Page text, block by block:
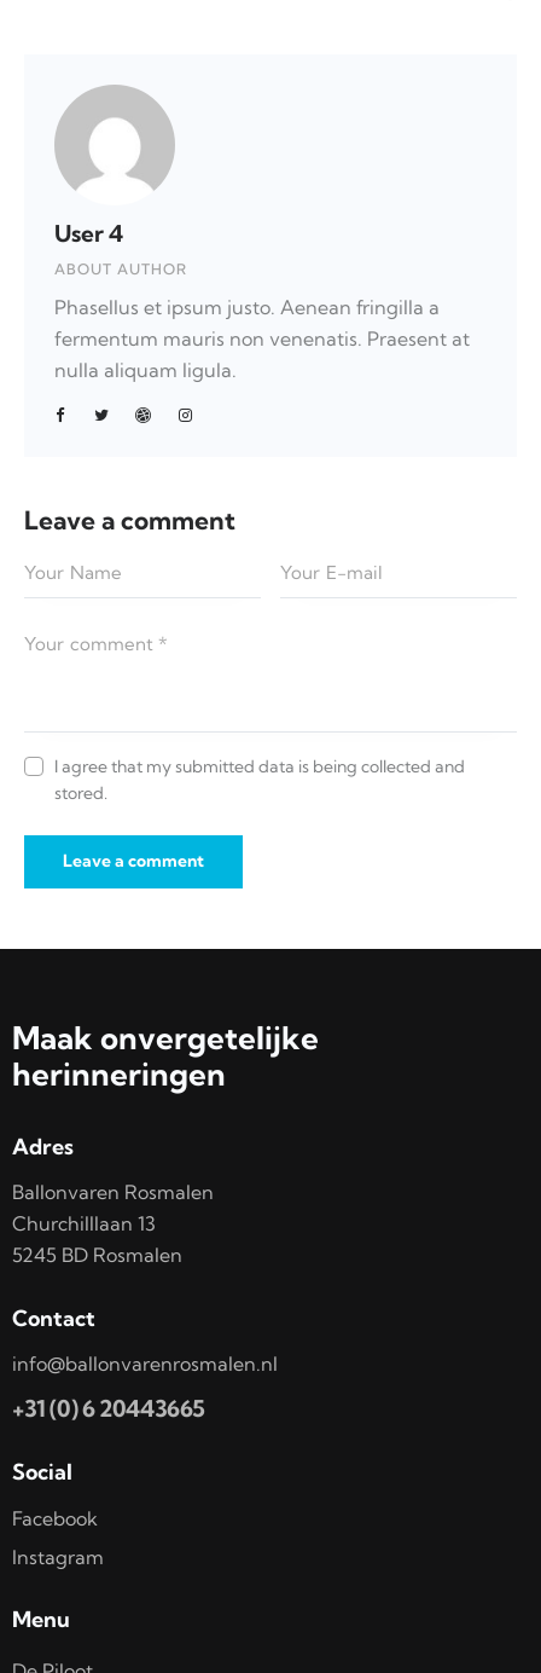
User 4
ABOUT AUTHOR
Phasellus et ipsum justo. Aenean fringilla a
fermentum mauris non venenatis. Praesent at
nulla aliquam ligula.
Leave a comment
I agree that my submitted data is being collected and
stored.
Maak onvergetelijke
herinneringen
Adres
Ballonvaren Rosmalen
Churchilllaan 13
5245 BD Rosmalen
Contact
info@ballonvarenrosmalen.nl
+31 (0) 6 20443665
Social
Facebook
Instagram
Menu